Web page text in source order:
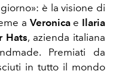
è la visione di
a Veronicae Ilaria
Hats, azienda italiana
Premiati da
in tutto il mondo